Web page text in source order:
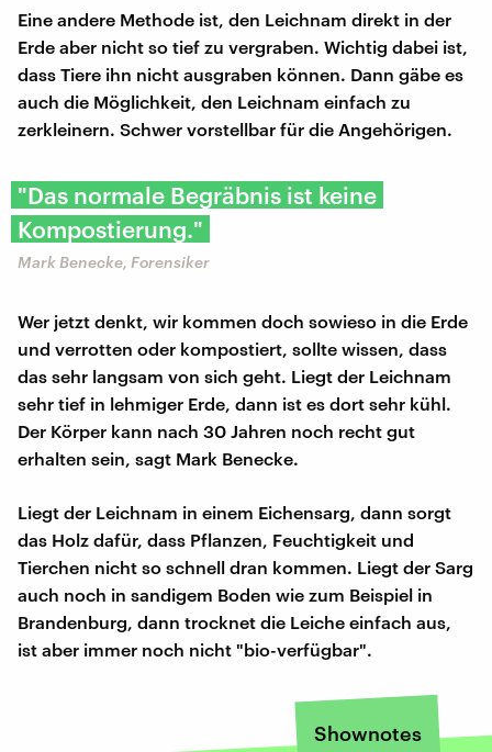
Eine andere Methode ist, den Leichnam direkt in der
Erde aber nicht so tief zu vergraben. Wichtig dabei ist,
dass Tiere ihn nicht ausgraben können. Dann gäbe es
auch die Möglichkeit, den Leichnam einfach zu
zerkleinern. Schwer vorstellbar für die Angehörigen.
"Das normale Begräbnis ist keine
Kompostierung."
Mark Benecke, Forensiker
Wer jetzt denkt, wir kommen doch sowieso in die Erde
und verrotten oder kompostiert, sollte wissen, dass
das sehr langsam von sich geht. Liegt der Leichnam
sehr tief in lehmiger Erde, dann ist es dort sehr kühl.
Der Körper kann nach 30 Jahren noch recht gut
erhalten sein, sagt Mark Benecke.
Liegt der Leichnam in einem Eichensarg, dann sorgt
das Holz dafür, dass Pflanzen, Feuchtigkeit und
Tierchen nicht so schnell dran kommen. Liegt der Sarg
auch noch in sandigem Boden wie zum Beispiel in
Brandenburg, dann trocknet die Leiche einfach aus,
ist aber immer noch nicht "bio-verfügbar".
Shownotes